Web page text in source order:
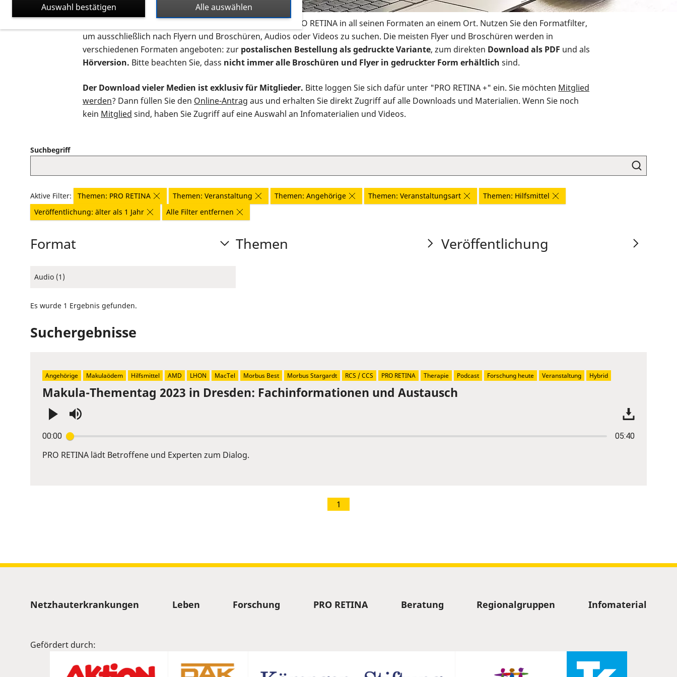
Auf dieser Seite finden Sie sämtliches Infomaterial der PRO RETINA in all seinen Formaten an einem Ort. Nutzen Sie den Formatfilter,
um ausschließlich nach Flyern und Broschüren, Audios oder Videos zu suchen. Die meisten Flyer und Broschüren werden in
verschiedenen Formaten angeboten: zur postalischen Bestellung als gedruckte Variante, zum direkten Download als PDF und als
Hörversion. Bitte beachten Sie, dass nicht immer alle Broschüren und Flyer in gedruckter Form erhältlich sind.
Der Download vieler Medien ist exklusiv für Mitglieder. Bitte loggen Sie sich dafür unter "PRO RETINA +" ein. Sie möchten Mitglied
werden? Dann füllen Sie den Online-Antrag aus und erhalten Sie direkt Zugriff auf alle Downloads und Materialien. Wenn Sie noch
kein Mitglied sind, haben Sie Zugriff auf eine Auswahl an Infomaterialien und Videos.
Suchbegriff
Aktive Filter: Themen: PRO RETINA Themen: Veranstaltung Themen: Angehörige Themen: Veranstaltungsart
Themen: Hilfsmittel
Veröffentlichung: älter als 1 Jahr
Alle Filter entfernen
Format
Audio (1)
Themen Veröffentlichung
Es wurde 1 Ergebnis gefunden.
Suchergebnisse
Makula-Thementag 2023 in Dresden: Fachinformationen und Austausch
00:00 05:40
Enter
or
PRO RETINA lädt Betroffene und Experten zum Dialog.
Angehörige Makulaödem Hilfsmittel AMD LHON MacTel Morbus Best Morbus Stargardt RCS / CCS PRO RETINA Therapie Podcast Forschung heute Veranstaltung Hybrid
1
Sitemap
Netzhauterkrankungen Leben Forschung PRO RETINA Beratung Regionalgruppen Infomaterial
Gefördert durch:
Alle auswählen
Auswahl bestätigen